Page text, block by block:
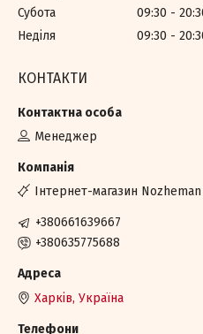
Субота
09:30
Неділя
09:30
КОНТАКТИ
Менеджер
Інтернет-магазин Nozheman
+380661639667
+380635775688
Харків, Україна